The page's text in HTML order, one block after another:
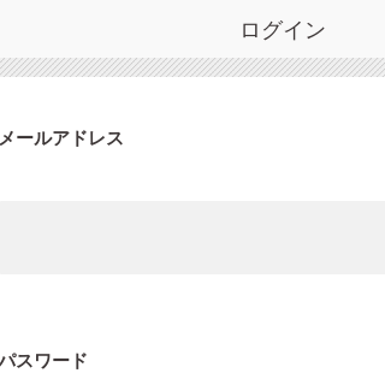
ログイン
メールアドレス
スワード